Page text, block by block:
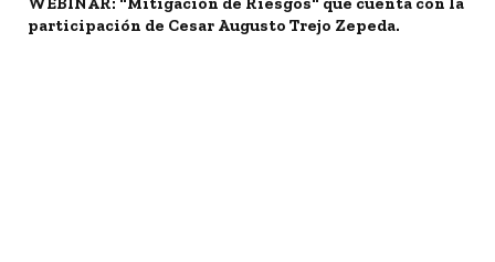
participación de Cesar Augusto Trejo Zepeda.